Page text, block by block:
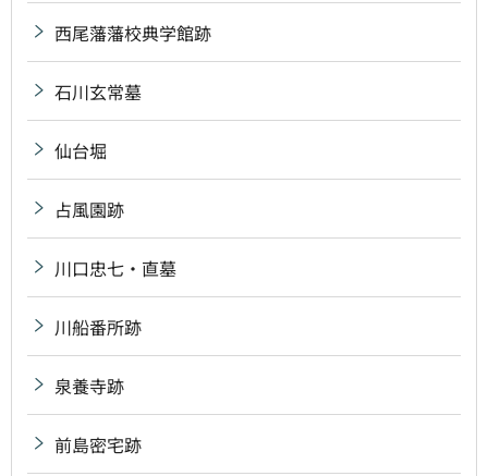
西尾藩藩校典学館跡
石川玄常墓
仙台堀
占風園跡
川口忠七・直墓
川船番所跡
泉養寺跡
前島密宅跡